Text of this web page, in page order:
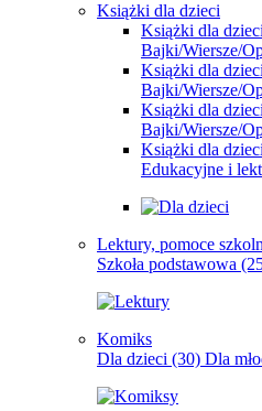
Książki dla dzieci
Książki dla
Bajki/Wiersze/
Książki dla
Bajki/Wiersze/
Książki dla
Bajki/Wiersze/
Książki dla
Edukacyjne i
Lektury, pomoce
Szkoła podstawowa
Komiks
Dla dzieci (30) Dla